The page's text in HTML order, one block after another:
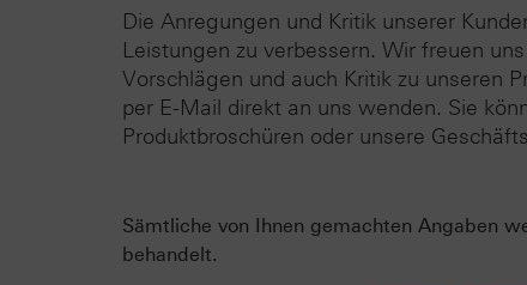
Die Anregungen und Kritik unserer
Leistungen zu verbessern. Wir freuen
Vorschlägen und auch Kritik zu unseren
per E-Mail direkt an uns wenden. Sie
Produktbroschüren oder unsere
Sämtliche von Ihnen gemachten Angaben
behandelt.